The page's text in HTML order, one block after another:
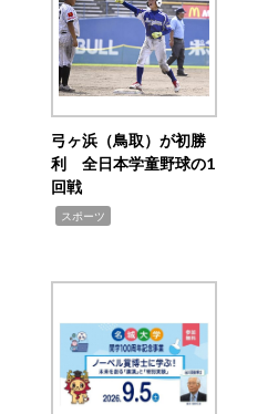
弓ヶ浜（鳥取）が初勝
利 全日本学童野球の1
回戦
スポーツ